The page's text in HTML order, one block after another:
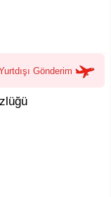
Gönderim